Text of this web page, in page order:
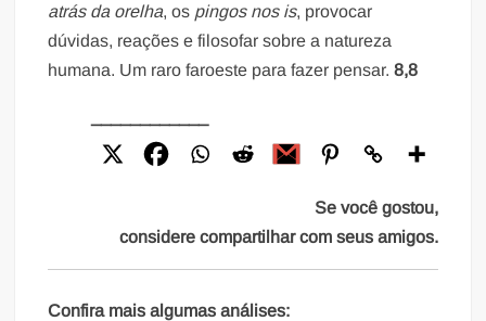
atrás da orelha, os pingos nos is, provocar
dúvidas, reações e filosofar sobre a natureza
humana. Um raro faroeste para fazer pensar.8,8
Se você gostou,
considere compartilhar com seus amigos.
Confira mais algumas análises: